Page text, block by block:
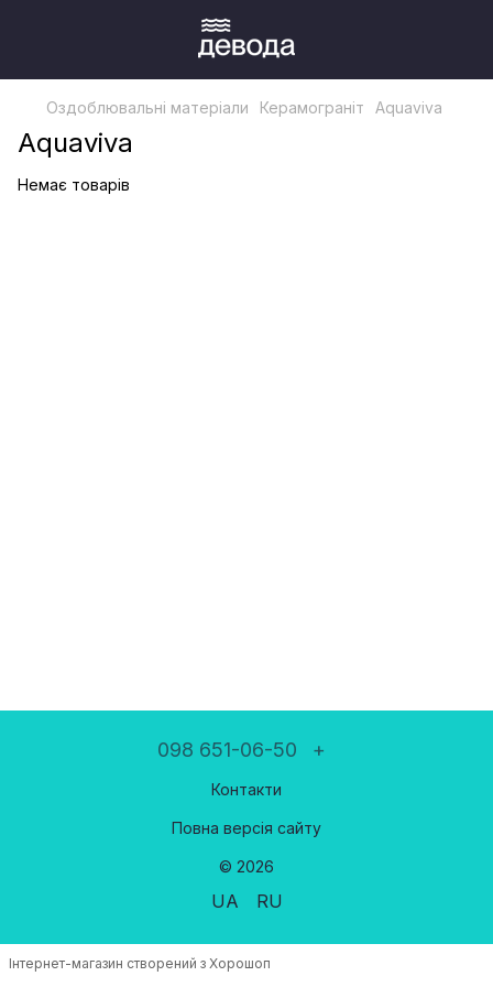
Оздоблювальні матеріали Керамограніт Aquaviva
Aquaviva
Немає товарів
098 651-06-50 +
Контакти
Повна версія сайту
© 2026
UA RU
Інтернет-магазин створений з Хорошоп